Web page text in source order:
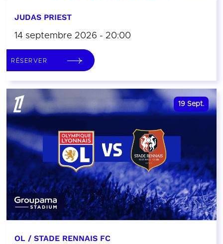
JUDAS PRIEST
14 septembre 2026 - 20:00
RÉSERVER
19 Sept.
OL / STADE RENNAIS FC